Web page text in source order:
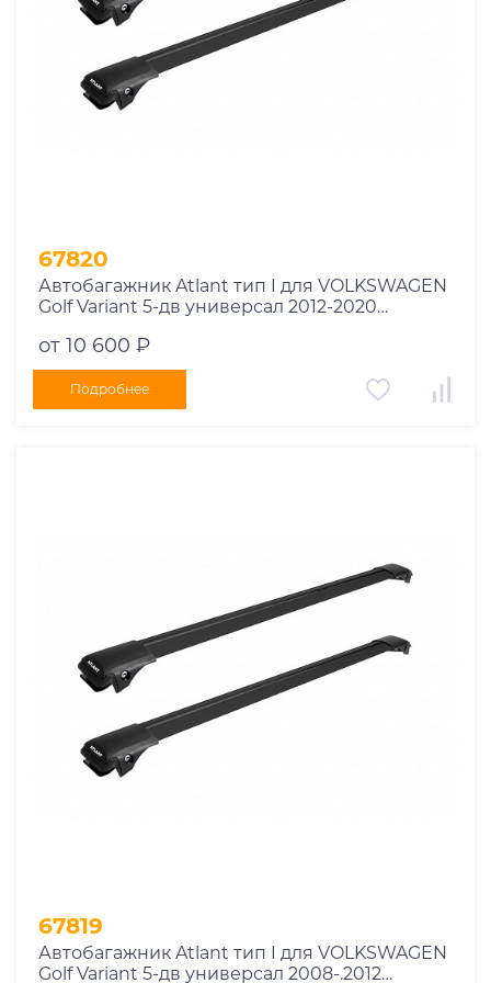
67820
Автобагажник Atlant тип I для VOLKSWAGEN
Golf Variant 5-дв универсал 2012-2020
10002+11114+11118
от 10 600 ₽
Подробнее
67819
Автобагажник Atlant тип I для VOLKSWAGEN
Golf Variant 5-дв универсал 2008-.2012